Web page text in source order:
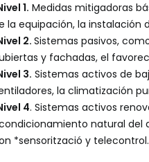
1. Medidas mitigadoras
la equipación, la instalación
2.Sistemas pasivos,
y fachadas, el
3. Sistemas activos de
la climatización
4. Sistemas activos
natural del
*sensorització y telecontrol.